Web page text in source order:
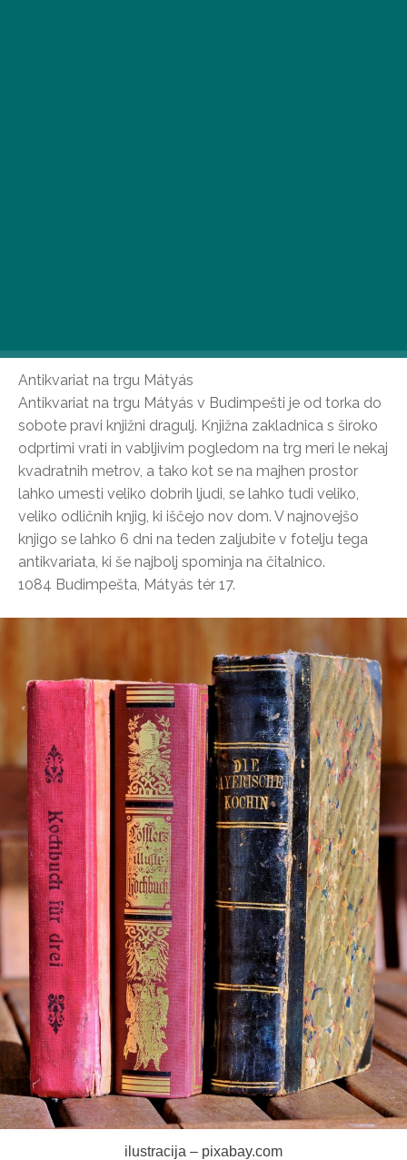
Antikvariat na trgu Mátyás
Antikvariat na trgu Mátyás v Budimpešti je od torka do
sobote pravi knjižni dragulj. Knjižna zakladnica s široko
odprtimi vrati in vabljivim pogledom na trg meri le nekaj
kvadratnih metrov, a tako kot se na majhen prostor
lahko umesti veliko dobrih ljudi, se lahko tudi veliko,
veliko odličnih knjig, ki iščejo nov dom. V najnovejšo
knjigo se lahko 6 dni na teden zaljubite v fotelju tega
antikvariata, ki še najbolj spominja na čitalnico.
1084 Budimpešta, Mátyás tér 17.
ilustracija – pixabay.com